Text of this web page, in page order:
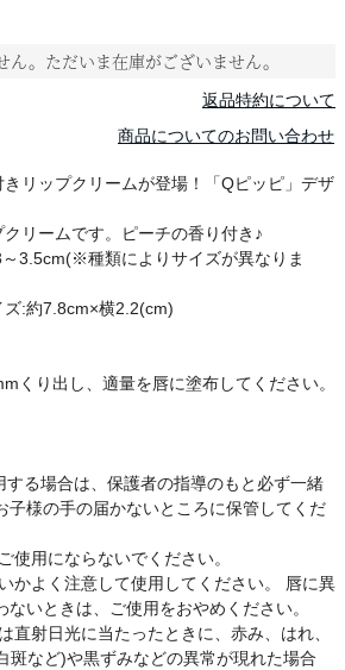
ん。ただいま在庫がございません。
返品特約について
商品についてのお問い合わせ
リップクリームが登場！「Qピッピ」デザ
リームです。ピーチの香り付き♪
3.5cm(※種類によりサイズが異なりま
ズ:約7.8cm×横2.2(cm)
くり出し、適量を唇に塗布してください。
する場合は、保護者の指導のもと必ず一緒
子様の手の届かないところに保管してくだ
使用にならないでください。
かよく注意して使用してください。 唇に異
いときは、ご使用をおやめください。
直射日光に当たったときに、赤み、はれ、
斑など)や黒ずみなどの異常が現れた場合